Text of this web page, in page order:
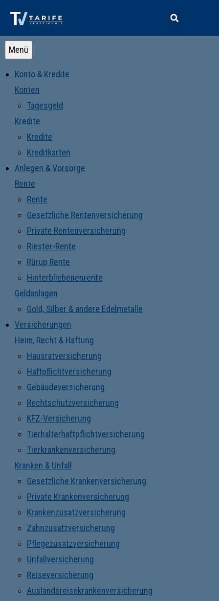
Menü
Konto & Kredite
Konten
Tagesgeld
Kredite
Kredite
Kreditkarten
Anlegen & Vorsorge
Rente
Rente
Gesetzliche Rentenversicherung
Private Rentenversicherung
Riester-Rente
Rürup Rente
Hinterbliebenenrente
Geldanlagen
Gold, Silber & andere Edelmetalle
Versicherungen
Heim, Recht & Haftung
Hausratversicherung
Haftpflichtversicherung
Gebäudeversicherung
Rechtschutzversicherung
KFZ-Versicherung
Tierhalterhaftpflichtversicherung
Tierkrankenversicherung
Kranken & Unfall
Gesetzliche Krankenversicherung
Private Krankenversicherung
Krankenzusatzversicherung
Zahnzusatzversicherung
Pflegezusatzversicherung
Unfallversicherung
Reiseversicherung
Auslandsreisekrankenversicherung